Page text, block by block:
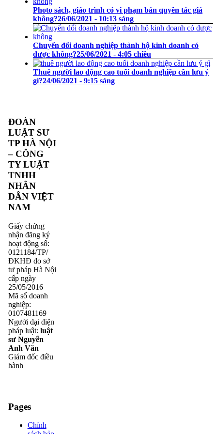
Photo sách, giáo trình có vi phạm bản quyền tác giả
không?26/06/2021 - 10:13 sáng
Chuyển đổi doanh nghiệp thành hộ kinh doanh có
được không?25/06/2021 - 4:05 chiều
Thuê người lao động cao tuổi doanh nghiệp cần lưu ý
gì?24/06/2021 - 9:15 sáng
ĐOÀN
LUẬT SƯ
TP HÀ NỘI
– CÔNG
TY LUẬT
TNHH
NHÂN
DÂN VIỆT
NAM
Giấy chứng
nhận đăng ký
hoạt động số:
0121184/TP/
ĐKHĐ do sở
tư pháp Hà Nội
cấp ngày
25/05/2016
Mã số doanh
nghiệp:
0107481169
Người đại diện
pháp luật: luật
sư Nguyễn
Anh Văn –
Giám đốc điều
hành
Pages
Chính